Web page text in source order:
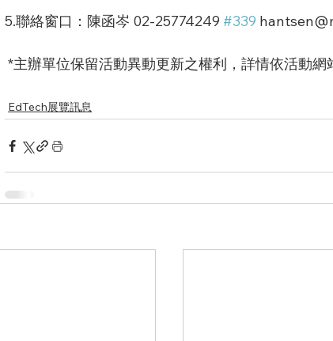
5.聯絡窗口：陳函岑 02-25774249 #339
*主辦單位保留活動異動更新之權利，詳情依活動網
EdTech展覽訊息